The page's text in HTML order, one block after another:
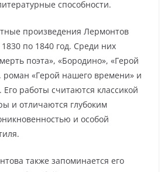
способности.
произведения Лермонтов
по 1840 год. Среди них
поэта», «Бородино», «Герой
роман «Герой нашего времени» и
работы считаются классикой
и отличаются глубоким
и особой
также запоминается его